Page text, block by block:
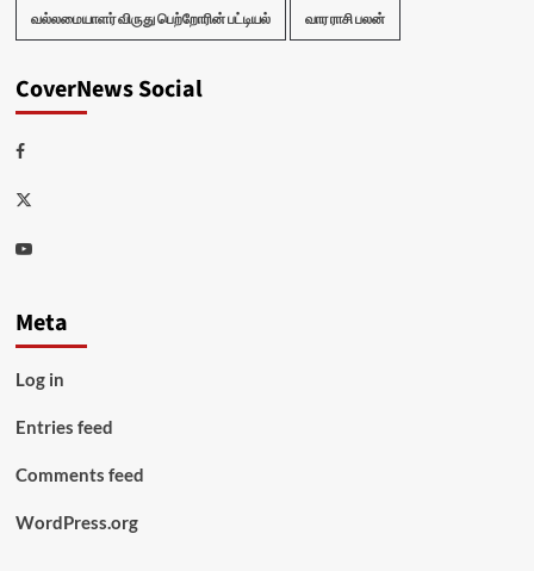
வல்லமையாளர் விருது பெற்றோரின் பட்டியல் வார ராசி பலன்
CoverNews Social
Facebook
Twitter
Youtube
Meta
Log in
Entries feed
Comments feed
WordPress.org